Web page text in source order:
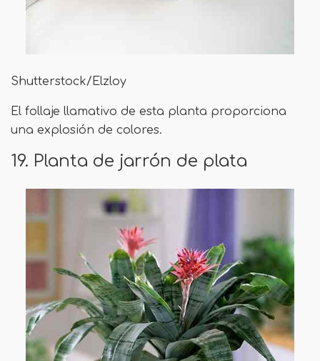
Shutterstock/Elzloy
El follaje llamativo de esta planta proporciona
una explosión de colores.
19. Planta de jarrón de plata